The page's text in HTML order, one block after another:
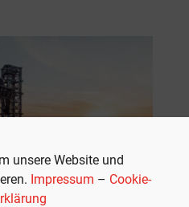
unsere Website und
Impressum – Cookie-